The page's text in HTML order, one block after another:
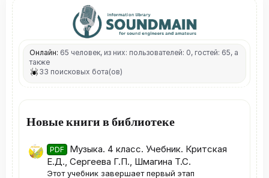
Онлайн: 65 человек, из них: пользователей: 0, гостей: 65, а
также
33 поисковых бота(ов)
Новые книги в библиотеке
PDF
Музыка. 4 класс. Учебник. Критская
Е.Д., Сергеева Г.П., Шмагина Т.С.
Этот учебник завершает первый этап